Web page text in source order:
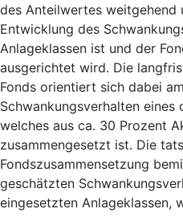
des Anteilwertes weitgehend
Entwicklung des
Anlageklassen ist und der
ausgerichtet wird. Die
Fonds orientiert sich dabei
Schwankungsverhalten
welches aus ca. 30 Prozent
zusammengesetzt ist. Die
Fondszusammensetzung
geschätzten
eingesetzten Anlageklassen,